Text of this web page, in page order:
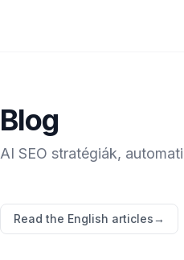
Blog
AI SEO stratégiák,
Read the English articles→